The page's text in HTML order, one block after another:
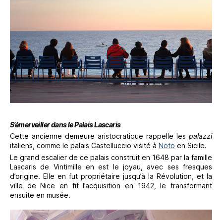
S’émerveiller dans le Palais Lascaris
Cette ancienne demeure aristocratique rappelle les palazzi
italiens, comme le palais Castelluccio visité à Noto en Sicile.
Le grand escalier de ce palais construit en 1648 par la famille
Lascaris de Vintimille en est le joyau, avec ses fresques
d’origine. Elle en fut propriétaire jusqu’à la Révolution, et la
ville de Nice en fit l’acquisition en 1942, le transformant
ensuite en musée.